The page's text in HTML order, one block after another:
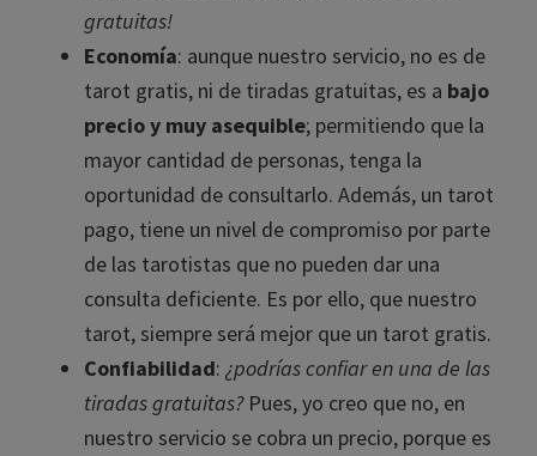
gratuitas!
Economía: aunque nuestro servicio, no es de
tarot gratis, ni de tiradas gratuitas, es a bajo
precio y muy asequible; permitiendo que la
mayor cantidad de personas, tenga la
oportunidad de consultarlo. Además, un tarot
pago, tiene un nivel de compromiso por parte
de las tarotistas que no pueden dar una
consulta deficiente. Es por ello, que nuestro
tarot, siempre será mejor que un tarot gratis.
Confiabilidad: ¿podrías confiar en una de las
tiradas gratuitas? Pues, yo creo que no, en
nuestro servicio se cobra un precio, porque es